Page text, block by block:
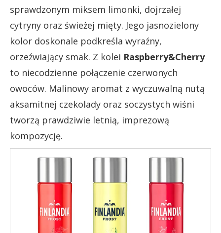
sprawdzonym miksem limonki, dojrzałej
cytryny oraz świeżej mięty. Jego jasnozielony
kolor doskonale podkreśla wyraźny,
orzeźwiający smak. Z kolei Raspberry&Cherry
to niecodzienne połączenie czerwonych
owoców. Malinowy aromat z wyczuwalną nutą
aksamitnej czekolady oraz soczystych wiśni
tworzą prawdziwie letnią, imprezową
kompozycję.